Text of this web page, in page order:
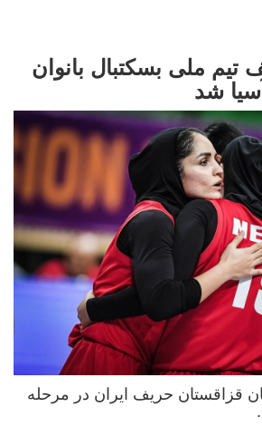
تیم ملی بسکتبال بانوان
شد
قزاقستان حریف ایران در مرحله